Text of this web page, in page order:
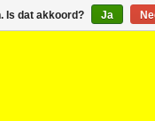
Mijn winkelwagen €0,00
Is dat akkoord? Ja